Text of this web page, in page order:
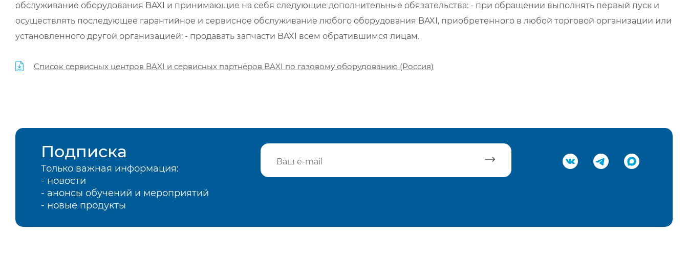
обслуживание оборудования BAXI и принимающие на себя следующие дополнительные обязательства: - при обращении выполнять первый пуск и
осуществлять последующее гарантийное и сервисное обслуживание любого оборудования BAXI, приобретенного в любой торговой организации или
установленного другой организацией; - продавать запчасти BAXI всем обратившимся лицам.
Список сервисных центров BAXI и сервисных партнёров BAXI по газовому оборудованию (Россия)
Подписка
Только важная информация:
- новости
- анонсы обучений и мероприятий
- новые продукты